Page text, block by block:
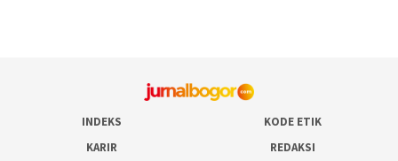
INDEKS
KODE ETIK
KARIR
REDAKSI